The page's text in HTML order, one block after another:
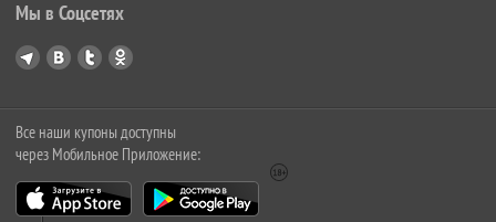
Мы в Соцсетях
Все наши купоны доступны
через Мобильное Приложение: